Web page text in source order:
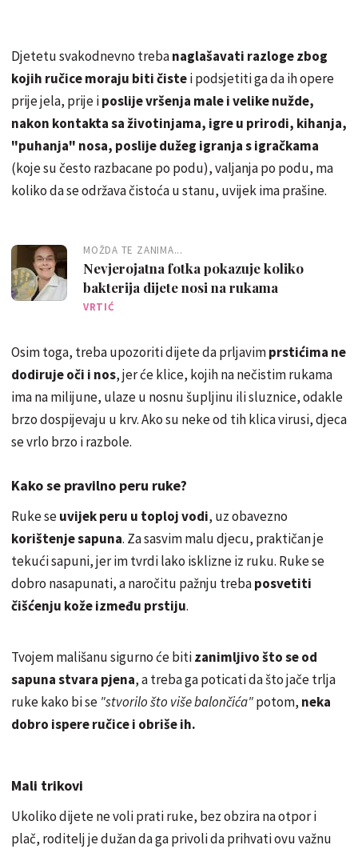
Djetetu svakodnevno trebanaglašavati razloge zbog
kojih ručice moraju biti čistei podsjetiti ga da ih opere
prije jela, prije iposlije vršenja male i velike nužde,
nakon kontakta sa životinjama, igre u prirodi, kihanja,
"puhanja" nosa, poslije dužeg igranja s igračkama
(koje su često razbacane po podu), valjanja po podu, ma
koliko da se održava čistoća u stanu, uvijek ima prašine.
MOŽDA TE ZANIMA...
Nevjerojatna fotka pokazuje koliko
bakterija dijete nosi na rukama
VRTIĆ
Osim toga, treba upozoriti dijete da prljavimprstićima ne
dodiruje oči i nos, jer će klice, kojih na nečistim rukama
ima na milijune, ulaze u nosnu šupljinu ili sluznice, odakle
brzo dospijevaju u krv. Ako su neke od tih klica virusi, djeca
se vrlo brzo i razbole.
Kako se pravilno peru ruke?
Ruke seuvijek peru u toploj vodi, uz obavezno
korištenje sapuna. Za sasvim malu djecu, praktičan je
tekući sapuni, jer im tvrdi lako isklizne iz ruku. Ruke se
dobro nasapunati, a naročitu pažnju trebaposvetiti
čišćenju kože između prstiju.
Tvojem mališanu sigurno će bitizanimljivo što se od
sapuna stvara pjena, a treba ga poticati da što jače trlja
ruke kako bi se "stvorilo što više balončića"potom, neka
dobro ispere ručice i obriše ih.
Mali trikovi
Ukoliko dijete ne voli prati ruke, bez obzira na otpor i
plač, roditelj je dužan da ga privoli da prihvati ovu važnu